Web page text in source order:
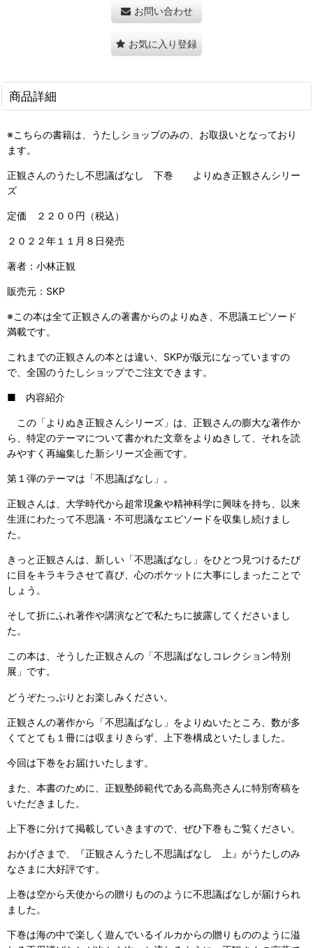
お問い合わせ
お気に入り登録
商品詳細
※こちらの書籍は、うたしショップのみの、お取扱いとなっており
ます。
正観さんのうたし不思議ばなし 下巻 よりぬき正観さんシリー
ズ
定価 ２２００円（税込）
２０２２年１１月８日発売
著者：小林正観
販売元：SKP
※この本は全て正観さんの著書からのよりぬき、不思議エピソード
満載です。
これまでの正観さんの本とは違い、SKPが版元になっていますの
で、全国のうたしショップでご注文できます。
■ 内容紹介
この「よりぬき正観さんシリーズ」は、正観さんの膨大な著作か
ら、特定のテーマについて書かれた文章をよりぬきして、それを読
みやすく再編集した新シリーズ企画です。
第１弾のテーマは「不思議ばなし」。
正観さんは、大学時代から超常現象や精神科学に興味を持ち、以来
生涯にわたって不思議・不可思議なエピソードを収集し続けまし
た。
きっと正観さんは、新しい「不思議ばなし」をひとつ見つけるたび
に目をキラキラさせて喜び、心のポケットに大事にしまったことで
しょう。
そして折にふれ著作や講演などで私たちに披露してくださいまし
た。
この本は、そうした正観さんの「不思議ばなしコレクション特別
展」です。
どうぞたっぷりとお楽しみください。
正観さんの著作から「不思議ばなし」をよりぬいたところ、数が多
くてとても１冊には収まりきらず、上下巻構成といたしました。
今回は下巻をお届けいたします。
また、本書のために、正観塾師範代である高島亮さんに特別寄稿を
いただきました。
上下巻に分けて掲載していきますので、ぜひ下巻もご覧ください。
おかげさまで、『正観さんうたし不思議ばなし 上』がうたしのみ
なさまに大好評です。
上巻は空から天使からの贈りもののように不思議ばなしが届けられ
ました。
下巻は海の中で楽しく遊んでいるイルカからの贈りもののように溢